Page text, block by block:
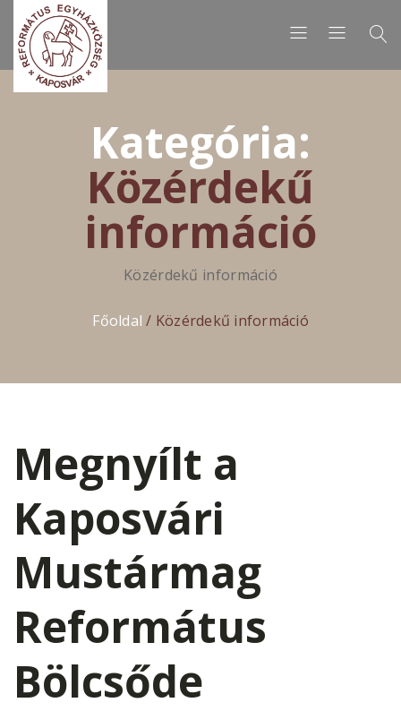
Kategória:
Közérdekű
információ
Közérdekű információ
Főoldal / Közérdekű információ
Megnyílt a
Kaposvári
Mustármag
Református
Bölcsőde